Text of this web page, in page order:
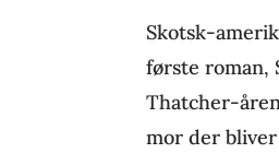
Skotsk-
første roman,
Thatcher-
mor der